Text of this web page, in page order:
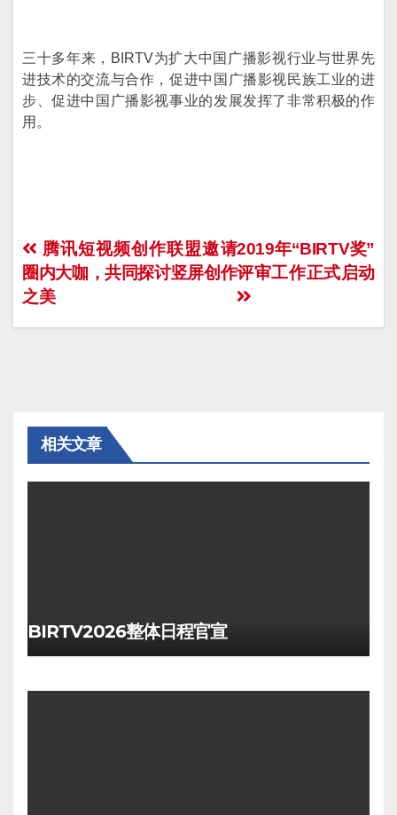
三十多年来，BIRTV为扩大中国广播影视行业与世界先
进技术的交流与合作，促进中国广播影视民族工业的进
步、促进中国广播影视事业的发展发挥了非常积极的作
用。
文
章
导
2019年“BIRTV奖”
评审工作正式启动
腾讯短视频创作联盟邀请
圈内大咖，共同探讨竖屏创作
之美
相关文章
BIRTV2026整体日程官宣